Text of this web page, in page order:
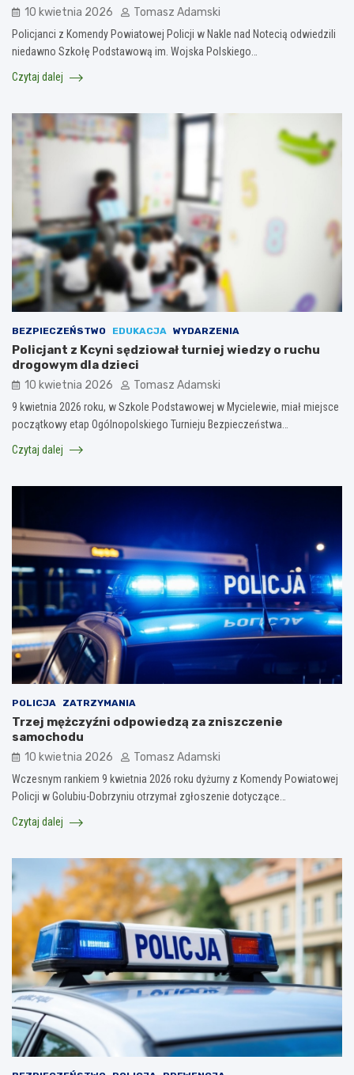
10 kwietnia 2026 Tomasz Adamski
Policjanci z Komendy Powiatowej Policji w Nakle nad Notecią odwiedzili
niedawno Szkołę Podstawową im. Wojska Polskiego…
Czytaj dalej
BEZPIECZEŃSTWO EDUKACJA WYDARZENIA
Policjant z Kcyni sędziował turniej wiedzy o ruchu
drogowym dla dzieci
10 kwietnia 2026 Tomasz Adamski
9 kwietnia 2026 roku, w Szkole Podstawowej w Mycielewie, miał miejsce
początkowy etap Ogólnopolskiego Turnieju Bezpieczeństwa…
Czytaj dalej
POLICJA ZATRZYMANIA
Trzej mężczyźni odpowiedzą za zniszczenie
samochodu
10 kwietnia 2026 Tomasz Adamski
Wczesnym rankiem 9 kwietnia 2026 roku dyżurny z Komendy Powiatowej
Policji w Golubiu-Dobrzyniu otrzymał zgłoszenie dotyczące…
Czytaj dalej